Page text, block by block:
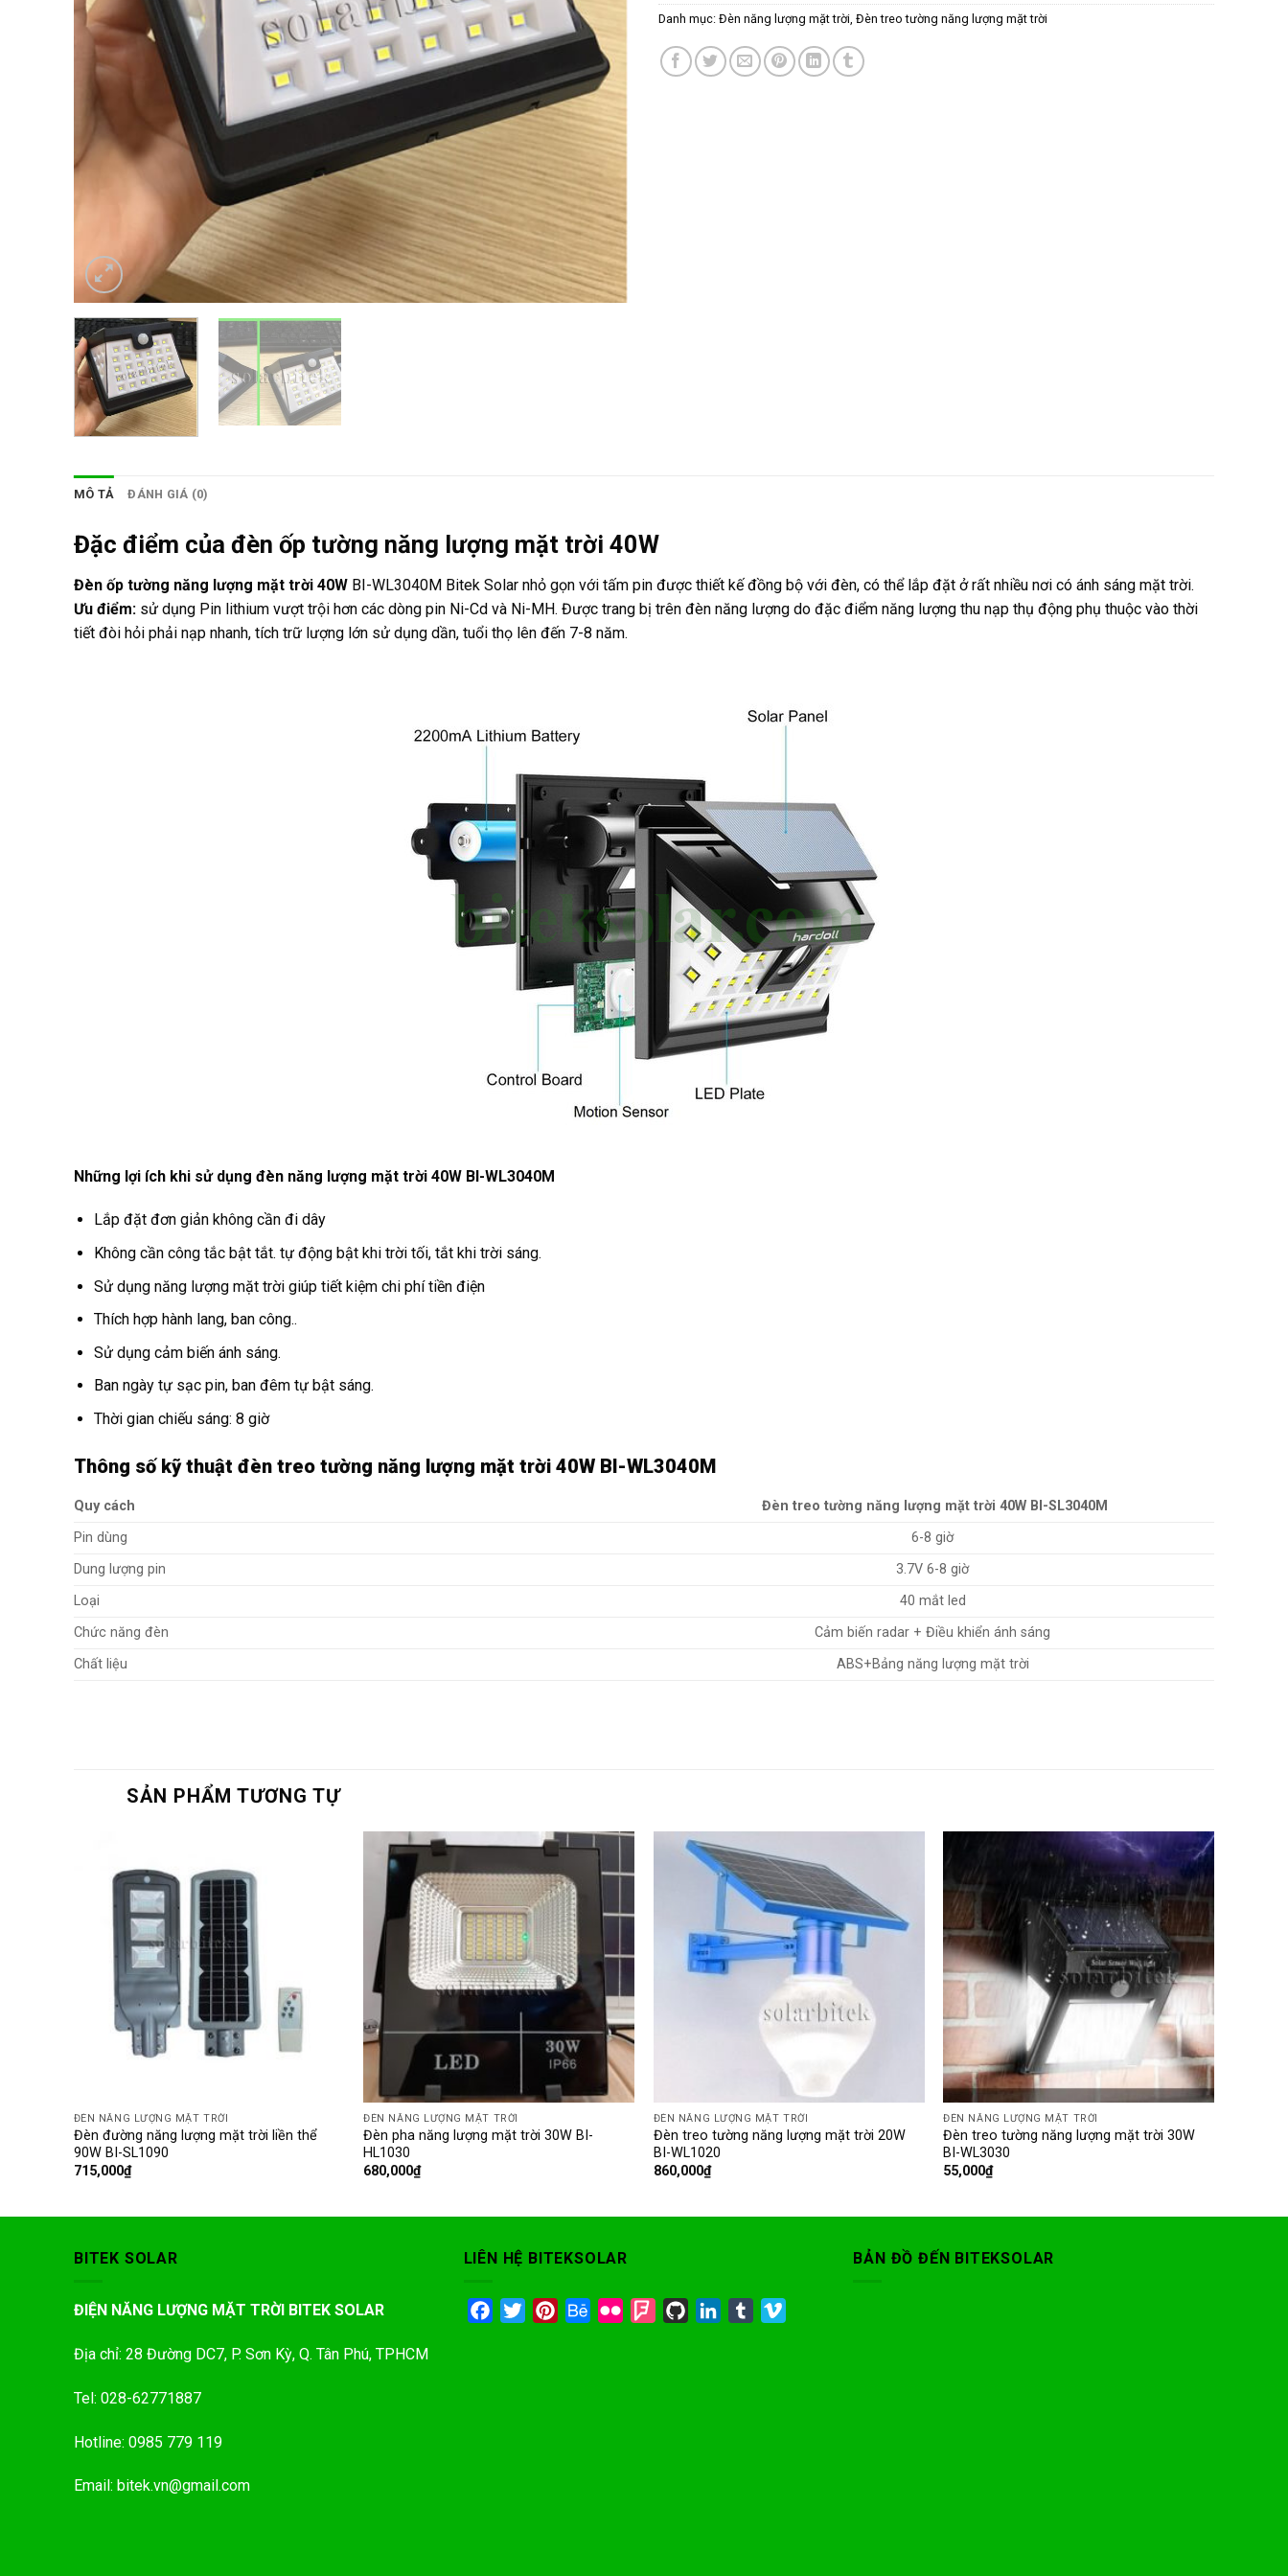
Danh mục: Đèn năng lượng mặt trời Đèn treo tường năng lượng mặt trời
MÔ TẢ ĐÁNH GIÁ (0)
Đặc điểm của đèn ốp tường năng lượng mặt trời 40W
Đèn ốp tường năng lượng mặt trời 40W BI-WL3040M Bitek Solar nhỏ gọn với tấm pin được thiết kế đồng bộ với đèn, có thể lắp đặt ở rất nhiều nơi có ánh sáng mặt trời.
Ưu điểm: sử dụng Pin lithium vượt trội hơn các dòng pin Ni-Cd và Ni-MH. Được trang bị trên đèn năng lượng do đặc điểm năng lượng thu nạp thụ động phụ thuộc vào thời
tiết đòi hỏi phải nạp nhanh, tích trữ lượng lớn sử dụng dần, tuổi thọ lên đến 7-8 năm.
Những lợi ích khi sử dụng đèn năng lượng mặt trời 40W BI-WL3040M
Lắp đặt đơn giản không cần đi dây
Không cần công tắc bật tắt. tự động bật khi trời tối, tắt khi trời sáng.
Sử dụng năng lượng mặt trời giúp tiết kiệm chi phí tiền điện
Thích hợp hành lang, ban công..
Sử dụng cảm biến ánh sáng.
Ban ngày tự sạc pin, ban đêm tự bật sáng.
Thời gian chiếu sáng: 8 giờ
Thông số kỹ thuật đèn treo tường năng lượng mặt trời 40W BI-WL3040M
Quy cách
Đèn treo tường năng lượng mặt trời 40W BI-SL3040M
Pin dùng
6-8 giờ
Dung lượng pin
3.7V 6-8 giờ
Loại
40 mắt led
Chức năng đèn
Cảm biến radar + Điều khiển ánh sáng
Chất liệu
ABS+Bảng năng lượng mặt trời
SẢN PHẨM TƯƠNG TỰ
ĐÈN NĂNG LƯỢNG MẶT TRỜI
Đèn đường năng lượng mặt trời liền thể
90W BI-SL1090
715,000₫
ĐÈN NĂNG LƯỢNG MẶT TRỜI
Đèn pha năng lượng mặt trời 30W BI-
HL1030
680,000₫
ĐÈN NĂNG LƯỢNG MẶT TRỜI
Đèn treo tường năng lượng mặt trời 20W
BI-WL1020
860,000₫
ĐÈN NĂNG LƯỢNG MẶT TRỜI
Đèn treo tường năng lượng mặt trời 30W
BI-WL3030
55,000₫
BITEK SOLAR
ĐIỆN NĂNG LƯỢNG MẶT TRỜI BITEK SOLAR
Địa chỉ: 28 Đường DC7, P. Sơn Kỳ, Q. Tân Phú, TPHCM
Tel: 028-62771887
Hotline: 0985 779 119
Email: bitek.vn@gmail.com
LIÊN HỆ BITEKSOLAR
Facebook
TwitterPinterestBehance
Flickr Foursquare
GitHub LinkedIn
Tumblr
BẢN ĐỒ ĐẾN BITEKSOLAR